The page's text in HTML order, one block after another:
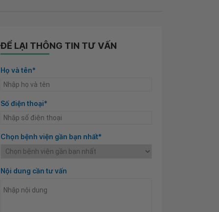
ĐỂ LẠI THÔNG TIN TƯ VẤN
Họ và tên*
Số điện thoại*
Chọn bệnh viện gần bạn nhất*
Nội dung cần tư vấn